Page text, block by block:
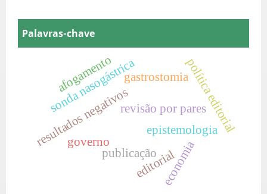
Palavras-chave
editorial
publicação economia
governo
epistemologia
revisão por pares
resultados negativos política editorial
gastrostomia
sonda nasogástrica
afogamento